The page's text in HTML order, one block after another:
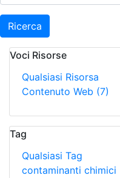
Ricerca
Voci Risorse
Qualsiasi Risorsa
Contenuto Web (7)
Tag
Qualsiasi Tag
contaminanti chimici